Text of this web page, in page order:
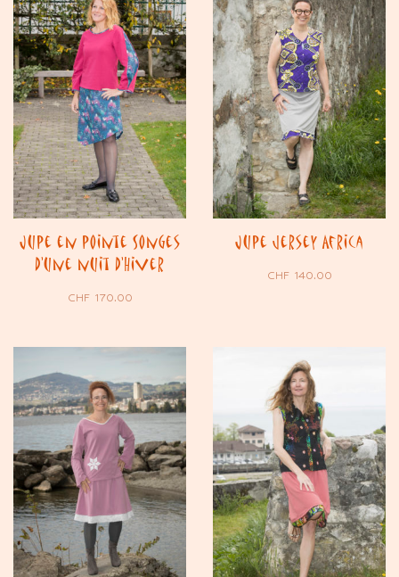
Jupe en pointe Songes
d’une nuit d’Hiver
CHF170.00
Jupe jersey Africa
CHF140.00